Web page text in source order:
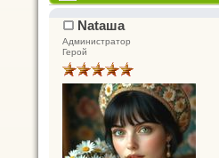
Nataшa
Администратор
Герой